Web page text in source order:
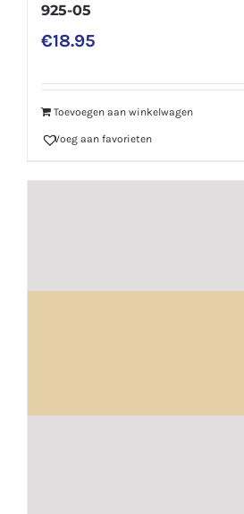
925-05
€18.95
Toevoegen aan winkelwagen
Voeg aan favorieten